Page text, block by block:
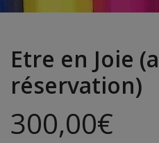
Etre en Joie
réservation)
300,00€